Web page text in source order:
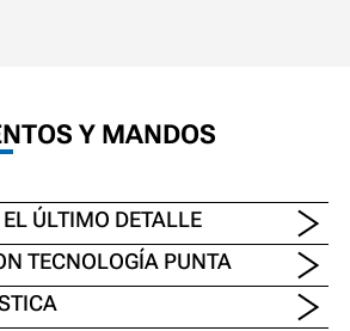
Y MANDOS
ÚLTIMO DETALLE
TECNOLOGÍA PUNTA